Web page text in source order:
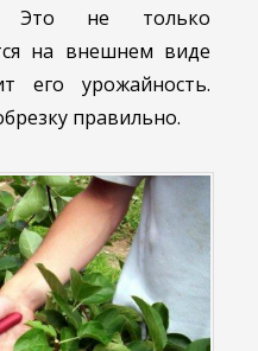
Это не только
на внешнем виде
его урожайность.
правильно.